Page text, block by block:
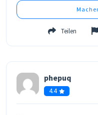
Teilen
phepuq
4.4